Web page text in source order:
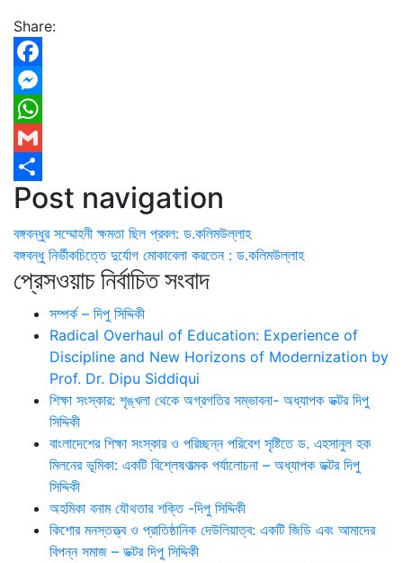
Share:
Facebook
Messenger
WhatsApp
Gmail
Share
Post navigation
বঙ্গবন্ধুর সম্মোহনী ক্ষমতা ছিল প্রবল: ড.কলিমউল্লাহ
বঙ্গবন্ধু নির্ভীকচিত্তে দুর্যোগ মোকাবেলা করতেন : ড.কলিমউল্লাহ
প্রেসওয়াচ নির্বাচিত সংবাদ
সম্পর্ক – দিপু সিদ্দিকী
Radical Overhaul of Education: Experience of
Discipline and New Horizons of Modernization by
Prof. Dr. Dipu Siddiqui
শিক্ষা সংস্কার: শৃঙ্খলা থেকে অগ্রগতির সম্ভাবনা- অধ্যাপক ডক্টর দিপু
সিদ্দিকী
বাংলাদেশের শিক্ষা সংস্কার ও পরিচ্ছন্ন পরিবেশ সৃষ্টিতে ড. এহসানুল হক
মিলনের ভূমিকা: একটি বিশ্লেষণাত্মক পর্যালোচনা – অধ্যাপক ডক্টর দিপু
সিদ্দিকী
অহমিকা বনাম যৌথতার শক্তি -দিপু সিদ্দিকী
কিশোর মনস্তত্ত্ব ও প্রাতিষ্ঠানিক দেউলিয়াত্ব: একটি জিডি এবং আমাদের
বিপন্ন সমাজ – ডক্টর দিপু সিদ্দিকী